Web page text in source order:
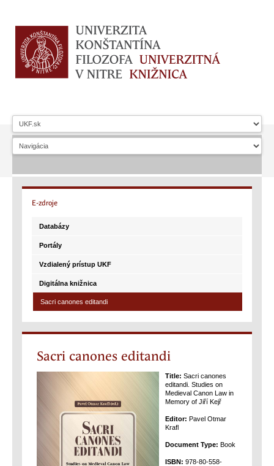
E-zdroje
Databázy
Portály
Vzdialený prístup UKF
Digitálna knižnica
Sacri canones editandi
Sacri canones editandi
Title: Sacri canones
editandi. Studies on
Medieval Canon Law in
Memory of Jiří Kejř
Editor: Pavel Otmar
Krafl
Document Type: Book
ISBN: 978-80-558-